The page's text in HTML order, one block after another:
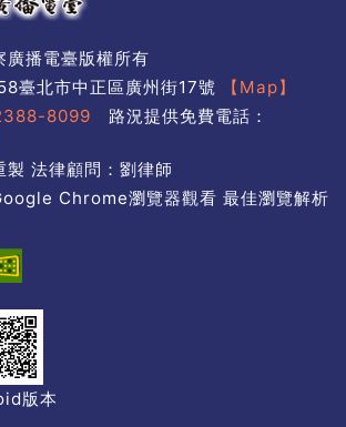
廣播電臺版權所有
臺北市中正區廣州街17號
【Map】
8099 路況提供免費電話：
製 法律顧問：劉律師
Chrome瀏覽器觀看 最佳瀏覽解析
版本